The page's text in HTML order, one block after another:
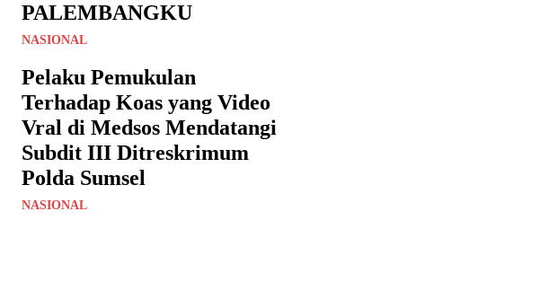
PALEMBANGKU
NASIONAL
Pelaku Pemukulan
Terhadap Koas yang Video
Vral di Medsos Mendatangi
Subdit III Ditreskrimum
Polda Sumsel
NASIONAL